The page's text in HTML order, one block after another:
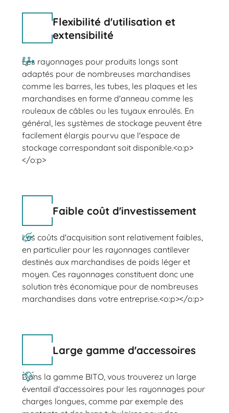
Flexibilité d'utilisation et
extensibilité
Les rayonnages pour produits longs sont
adaptés pour de nombreuses marchandises
comme les barres, les tubes, les plaques et les
marchandises en forme d'anneau comme les
rouleaux de câbles ou les tuyaux enroulés. En
général, les systèmes de stockage peuvent être
facilement élargis pourvu que l'espace de
stockage correspondant soit disponible.<o:p>
</o:p>
Faible coût d'investissement
Les coûts d'acquisition sont relativement faibles,
en particulier pour les rayonnages cantilever
destinés aux marchandises de poids léger et
moyen. Ces rayonnages constituent donc une
solution très économique pour de nombreuses
marchandises dans votre entreprise.<o:p></o:p>
Large gamme d'accessoires
Dans la gamme BITO, vous trouverez un large
éventail d'accessoires pour les rayonnages pour
charges longues, comme par exemple des